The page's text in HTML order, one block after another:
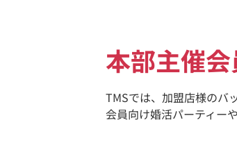
本部主催
TMSでは、加盟店様のバ
会員向け婚活パーティー